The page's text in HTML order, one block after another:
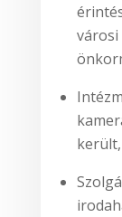
városi